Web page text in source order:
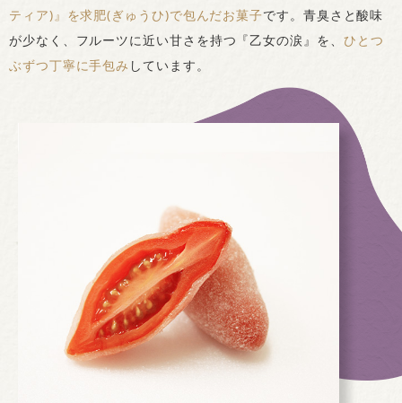
ティア)』を求肥(ぎゅうひ)で包んだお菓子です。青臭さと酸味
が少なく、フルーツに近い甘さを持つ『乙女の涙』を、 ひとつ
ぶずつ丁寧に手包み しています。